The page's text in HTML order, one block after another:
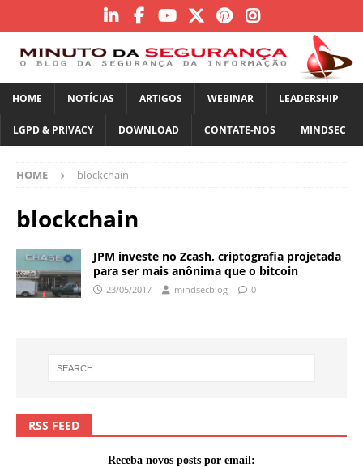
HOME NOTÍCIAS ARTIGOS WEBINAR LEADERSHIP
LGPD & PRIVACY DOWNLOAD CONTATE-NOS MINDSEC
HOME blockchain
blockchain
JPM investe no Zcash, criptografia projetada
para ser mais anônima que o bitcoin
23/05/2017 mindsecblog 0
RSS FEED
Receba novos posts por email: